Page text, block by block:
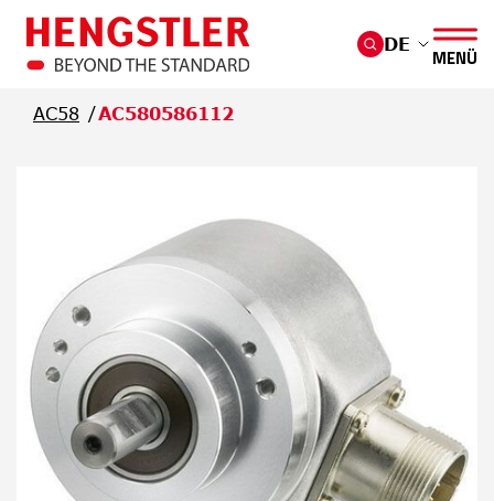
Überspringen Sie zum Hauptmenü
DE
MENÜ
AC58 AC580586112